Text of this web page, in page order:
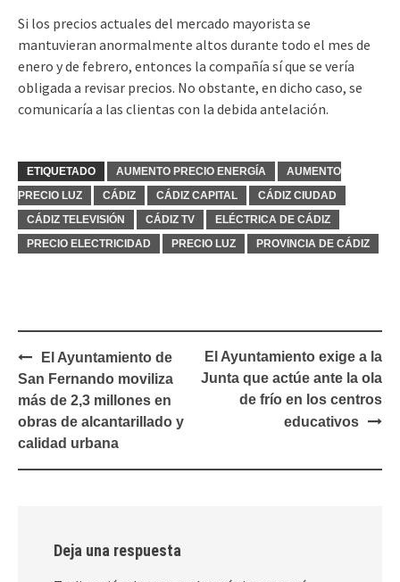
Si los precios actuales del mercado mayorista se
mantuvieran anormalmente altos durante todo el mes de
enero y de febrero, entonces la compañía sí que se vería
obligada a revisar precios. No obstante, en dicho caso, se
comunicaría a las clientas con la debida antelación.
ETIQUETADO AUMENTO PRECIO ENERGÍA
AUMENTO
PRECIO LUZ
CÁDIZ CÁDIZ CAPITAL
CÁDIZ CIUDAD
CÁDIZ TELEVISIÓN
CÁDIZ TV
ELÉCTRICA DE CÁDIZ
PRECIO ELECTRICIDAD
PRECIO LUZ PROVINCIA DE CÁDIZ
Navegación
de
entradas
El Ayuntamiento de
San Fernando moviliza
más de 2,3 millones en
obras de alcantarillado y
calidad urbana
El Ayuntamiento exige a la
Junta que actúe ante la ola
de frío en los centros
educativos
Deja una respuesta